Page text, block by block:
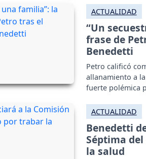
ACTUALIDAD
“Un
frase de
Benedetti
Petro calificó
allanamiento a
fuerte polémica
ACTUALIDAD
Benedetti
Séptima
la salud